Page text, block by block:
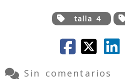
talla 4
Sin comentarios